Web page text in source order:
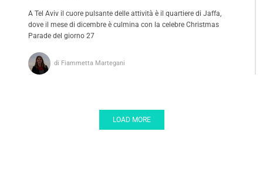
A Tel Aviv il cuore pulsante delle attività è il quartiere di Jaffa,
dove il mese di dicembre è culmina con la celebre Christmas
Parade del giorno 27
di Fiammetta Martegani
LOAD MORE